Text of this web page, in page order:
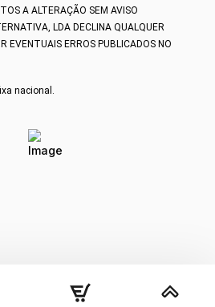
A ALTERAÇÃO SEM AVISO
LDA DECLINA QUALQUER
EVENTUAIS ERROS PUBLICADOS NO
nacional.